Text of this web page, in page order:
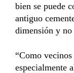
bien se puede
antiguo
dimensión y no
“Como
especialmente